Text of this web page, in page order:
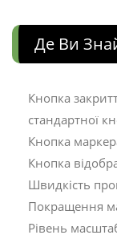
Де Ви
Кнопка
стандартної
Кнопка
Кнопка
Швидкість
Покращення
Рівень